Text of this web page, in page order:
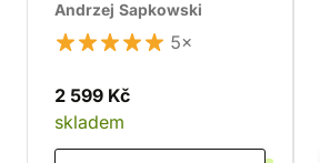
Andrzej Sapkowski
5×
2 599 Kč
skladem